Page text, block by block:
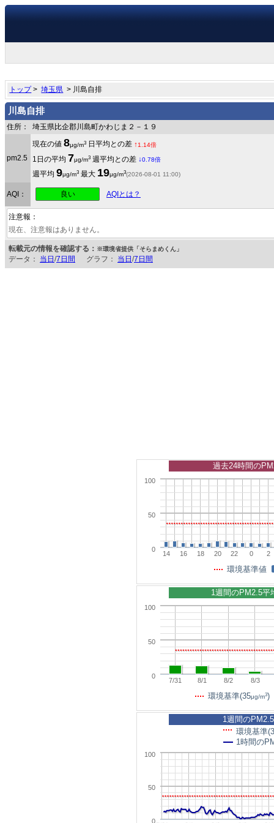
トップ>埼玉県 > 川島自排
川島自排
住所： 埼玉県比企郡川島町かわじま２－１９
pm2.5
現在の値 8μg/m3 日平均との差 ↑1.14倍
1日の平均 7μg/m3 週平均との差 ↓0.78倍
週平均 9μg/m3 最大 19μg/m3(2026-08-01 11:00)
AQI： 良い AQIとは？
注意報：
現在、注意報はありません。
転載元の情報を確認する： ※環境省提供「そらまめくん」
データ： 当日 /7日間 グラフ： 当日 /7日間
14 16 18 20 22 0 2
0
50
100
過去24時間の
環境基準値
7/31 8/1 8/2 8/3
0
50
100
1週間のPM2.5平
環境基準(35μg/m3)
0
50
100
1週間の
環境基準
1時間の